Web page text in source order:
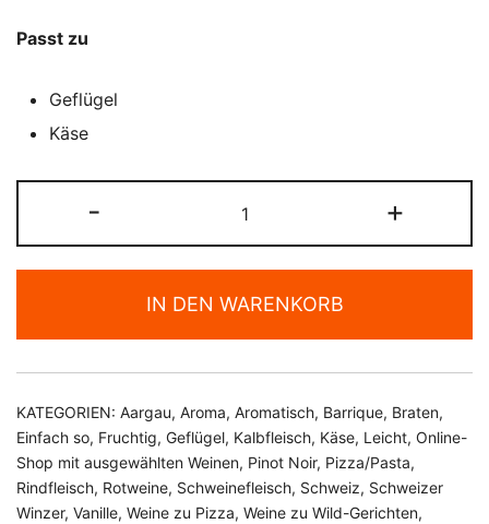
Passt zu
Geflügel
Käse
-
Reserve
Wetzel
Menge
+
IN DEN WARENKORB
KATEGORIEN: Aargau, Aroma, Aromatisch, Barrique, Braten,
Einfach so, Fruchtig, Geflügel, Kalbfleisch, Käse, Leicht, Online-
Shop mit ausgewählten Weinen, Pinot Noir, Pizza/Pasta,
Rindfleisch, Rotweine, Schweinefleisch, Schweiz, Schweizer
Winzer, Vanille, Weine zu Pizza, Weine zu Wild-Gerichten,